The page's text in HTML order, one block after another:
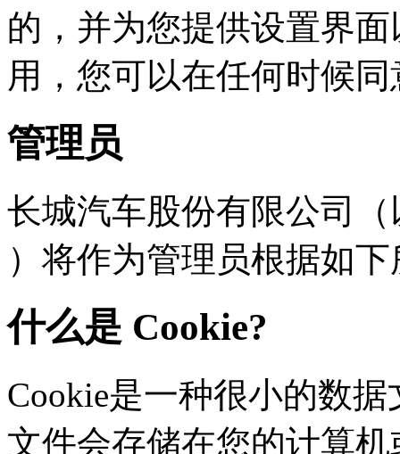
的，并为您提供设置
用，您可以在任何时候
管理员
长城汽车股份有限公司（
）将作为管理员根据如
什么是 Cookie?
Cookie是一种很小的数据文
文件会存储在您的计算